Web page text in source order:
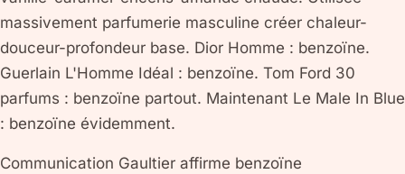
massivement parfumerie masculine créer chaleur-
douceur-profondeur base. Dior Homme : benzoïne.
Guerlain L'Homme Idéal : benzoïne. Tom Ford 30
parfums : benzoïne partout. Maintenant Le Male In Blue
: benzoïne évidemment.
Communication Gaultier affirme benzoïne